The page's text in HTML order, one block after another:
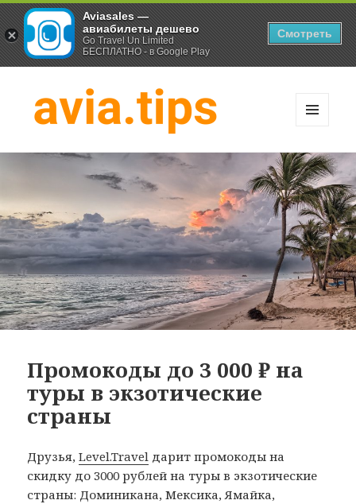
Хитрости экономных
путешественников
ВИДЖЕТЫ
Промокоды до 3 000 ₽ на
туры в экзотические
страны
Друзья,Level.Travel дарит промокоды на
скидку до 3000 рублей на туры в экзотические
страны: Доминикана, Мексика, Ямайка,
Aviasales —
авиабилеты дешево
Go Travel Un Limited
БЕСПЛАТНО - в Google Play
Смотреть